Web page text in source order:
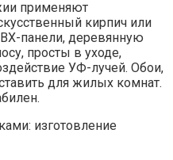
применяют
кирпич или
панели, деревянную
просты в уходе,
УФ-лучей. Обои,
для жилых комнат.